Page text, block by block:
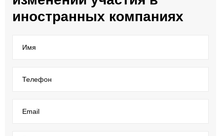
иностранных компаниях
Имя
Телефон
Email